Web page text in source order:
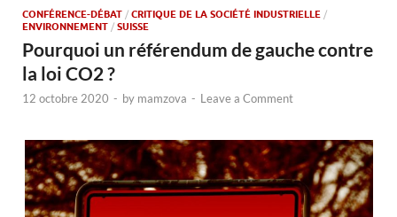
CONFÉRENCE-DÉBAT / CRITIQUE DE LA SOCIÉTÉ INDUSTRIELLE /
ENVIRONNEMENT / SUISSE
Pourquoi un référendum de gauche contre
la loi CO2 ?
12 octobre 2020 - by mamzova - Leave a Comment